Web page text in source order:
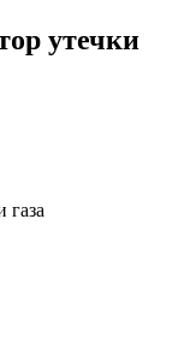
утечки
газа